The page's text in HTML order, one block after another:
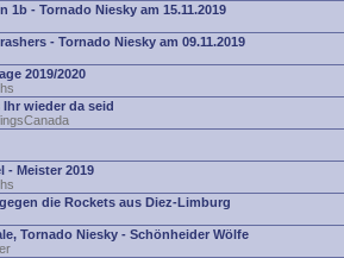
1b - Tornado Niesky am 15.11.2019
- Tornado Niesky am 09.11.2019
2019/2020
wieder da seid
- Meister 2019
die Rockets aus Diez-Limburg
Tornado Niesky - Schönheider Wölfe